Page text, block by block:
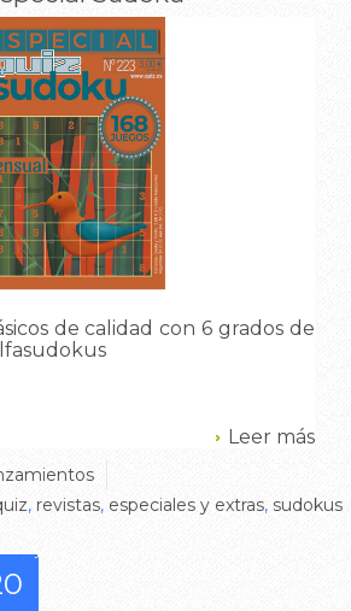
de calidad con 6 grados de
Leer más
, revistas, especiales y extras, sudokus